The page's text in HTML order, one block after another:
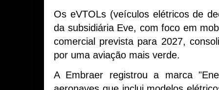
Os eVTOLs (veículos elétricos de
da subsidiária Eve, com foco em
comercial prevista para 2027,
por uma aviação mais verde.
A Embraer registrou a marca